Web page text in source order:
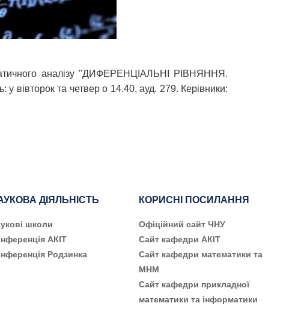
аналізу "ДИФЕРЕНЦІАЛЬНІ РІВНЯННЯ.
та четвер о 14.40, ауд. 279. Керівники:
ДІЯЛЬНІСТЬ
школи
АКІТ
Родзинка
КОРИСНІ ПОСИЛАННЯ
Офіційний сайт ЧНУ
Сайт кафедри АКІТ
Сайт кафедри математики та
МНМ
Сайт кафедри прикладної
математики та інформатики